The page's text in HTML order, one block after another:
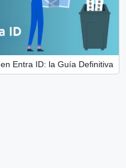
Entra ID: la Guía Definitiva